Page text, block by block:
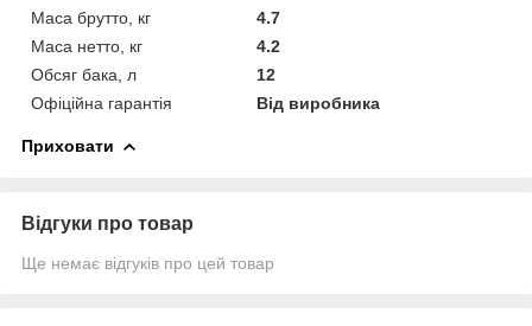
Маса брутто, кг
4.7
Маса нетто, кг
4.2
Обсяг бака, л
12
Офіційна гарантія
Від виробника
Приховати
Відгуки про товар
Ще немає відгуків про цей товар